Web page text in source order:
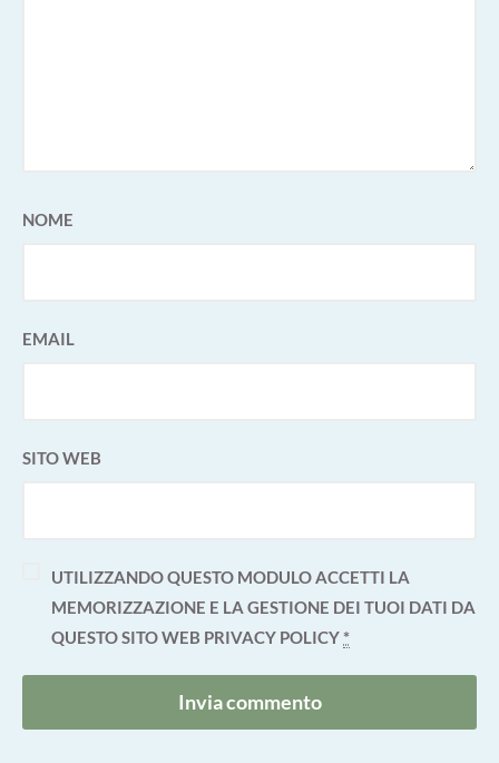
NOME
EMAIL
SITO WEB
UTILIZZANDO QUESTO MODULO ACCETTI LA
MEMORIZZAZIONE E LA GESTIONE DEI TUOI DATI DA
QUESTO SITO WEB PRIVACY POLICY*